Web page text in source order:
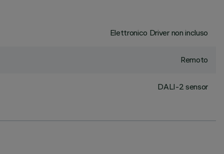
Elettronico Driver non incluso
Remoto
DALI-2 sensor